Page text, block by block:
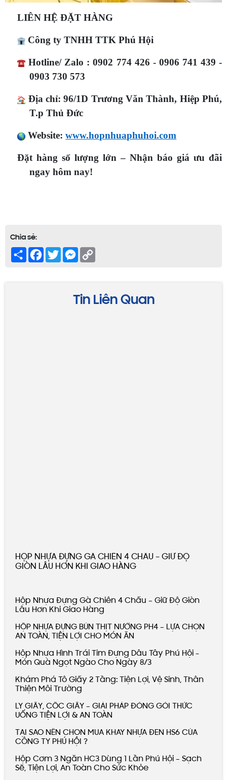
T.p Thủ Đức
​ Website: www.hopnhuaphuhoi.com
Đặt hàng số lượng lớn – Nhận báo giá ưu đãi
ngay hôm nay!
Facebook
TwitterMessenger
Copy
HỘP NHỰA ĐỰNG BÚN THỊT NƯỚNG PH4 –
LỰA CHỌN AN TOÀN, TIỆN LỢI CHO MÓN
Hộp Nhựa Hình Trái Tim Đựng Dâu Tây Phú Hội -
Khám Phá Tô Giấy 2 Tầng: Tiện Lợi, Vệ
Sinh, Thân Thiện Môi Trường
LY GIẤY, CỐC GIẤY – GIẢI PHÁP ĐÓNG GÓI THỨC
UỐNG TIỆN LỢI & AN TOÀN
TẠI SAO NÊN CHỌN MUA KHAY NHỰA ĐEN HS6 CỦA
CÔNG TY PHÚ HỘI ?
Hộp Cơm 3 Ngăn HC3 Dùng 1 Lần Phú
Hội – Sạch Sẽ, Tiện Lợi, An Toàn Cho Sức